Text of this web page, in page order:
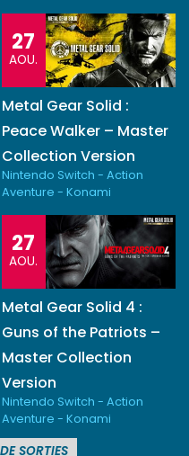
27
AOU.
Metal Gear Solid :
Peace Walker – Master
Collection Version
Nintendo Switch - Action
Aventure - Konami
27
AOU.
Metal Gear Solid 4 :
Guns of the Patriots –
Master Collection
Version
Nintendo Switch - Action
Aventure - Konami
SORTIES